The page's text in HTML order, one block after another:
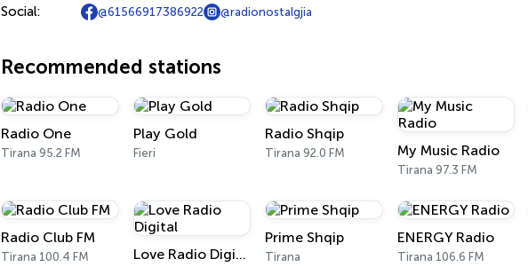
Social: @61566917386922 @radionostalgjia
Recommended stations
Radio One
Tirana 95.2 FM
Play Gold
Fieri
Radio Shqip
Tirana 92.0 FM My Music Radio
Tirana 97.3 FM
Radio Club FM
Tirana 100.4 FM Love Radio Digital
Prime Shqip
Tirana
ENERGY Radio
Tirana 106.6 FM